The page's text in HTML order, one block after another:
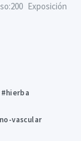
Exposición
#hierba
vascular